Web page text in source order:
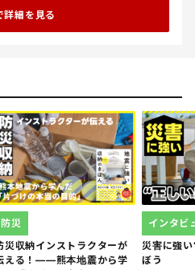
詳細を見る
災収納インストラクターが
える！――熊本地震から学
防災
災害に強
ぼう
インタビ